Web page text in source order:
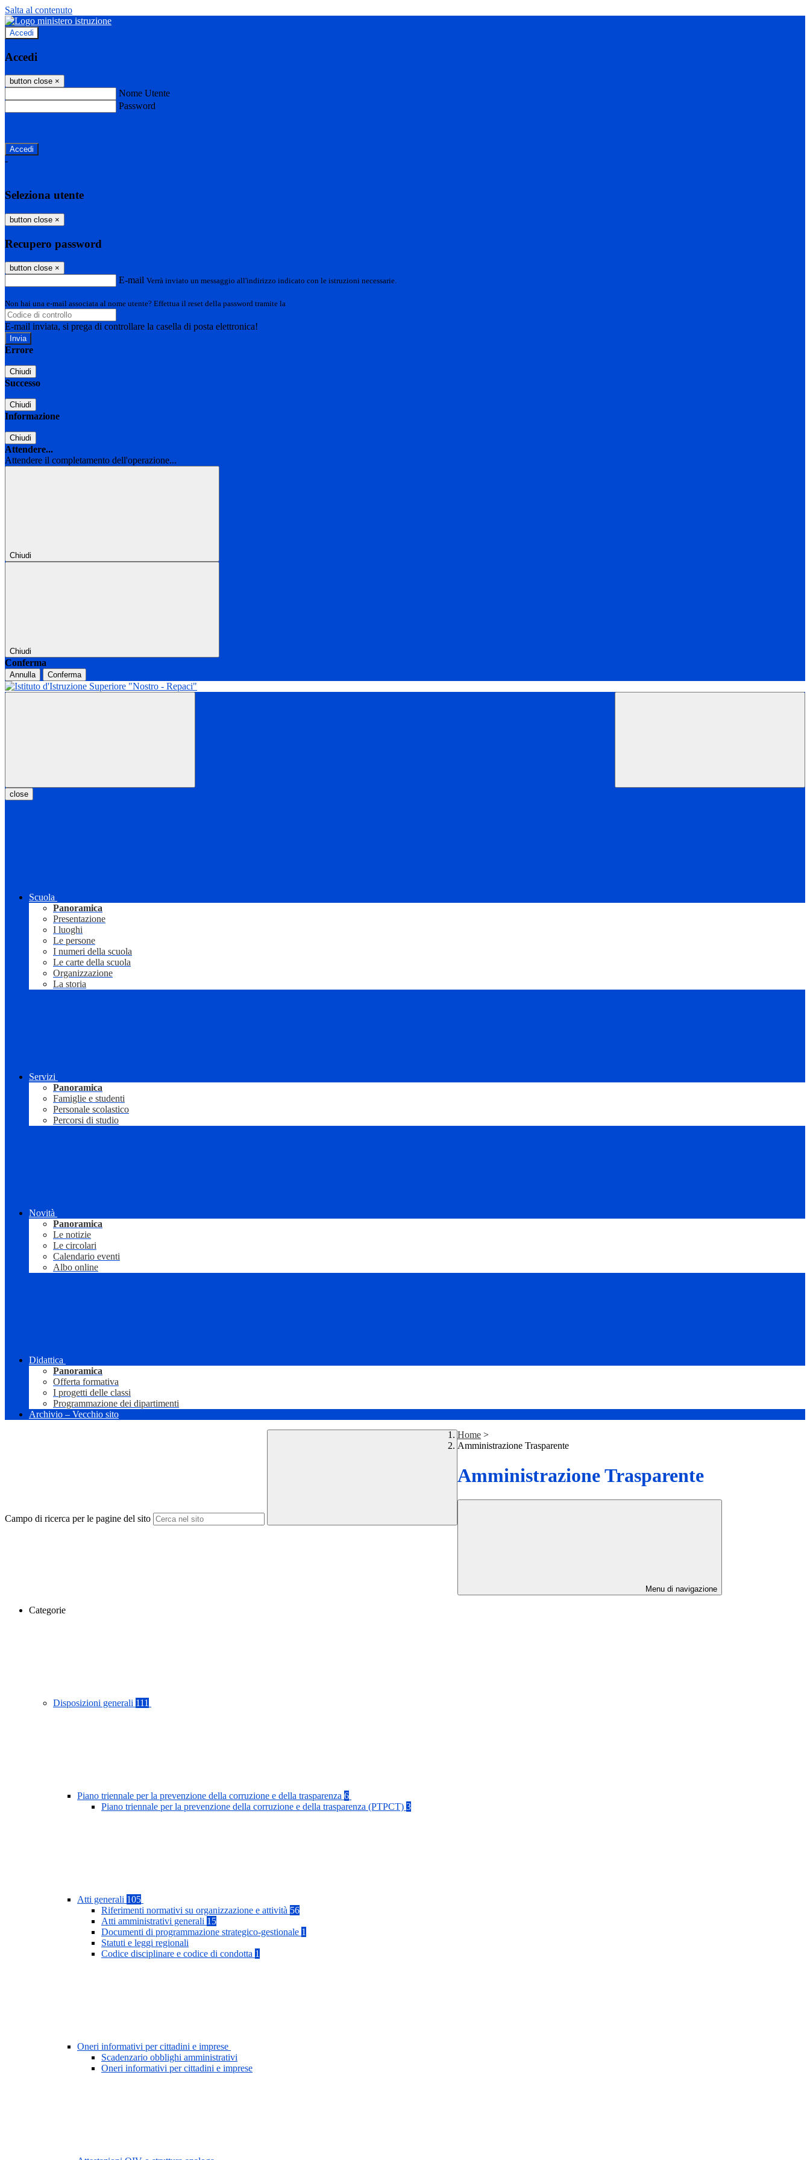
Salta al contenuto
Accedi
Accedi
button close ×
Nome Utente
Password
-
Seleziona utente
button close ×
Recupero password
button close ×
E-mail Verrà inviato un messaggio all'indirizzo indicato con le istruzioni necessarie.
Non hai una e-mail associata al nome utente? Effettua il reset della password tramite la
E-mail inviata, si prega di controllare la casella di posta elettronica!
Errore
Chiudi
Successo
Chiudi
Informazione
Chiudi
Attendere...
Attendere il completamento dell'operazione...
Chiudi
Chiudi
Conferma
Annulla Conferma
close
Scuola
Panoramica
Presentazione
I luoghi
Le persone
I numeri della scuola
Le carte della scuola
Organizzazione
La storia
Servizi
Panoramica
Famiglie e studenti
Personale scolastico
Percorsi di studio
Novità
Panoramica
Le notizie
Le circolari
Calendario eventi
Albo online
Didattica
Panoramica
Offerta formativa
I progetti delle classi
Programmazione dei dipartimenti
Archivio – Vecchio sito
Campo di ricerca per le pagine del sito
Home >
Amministrazione Trasparente
Amministrazione Trasparente
Menu di navigazione
Categorie
Disposizioni generali 111
Piano triennale per la prevenzione della corruzione e della trasparenza 6
Piano triennale per la prevenzione della corruzione e della trasparenza (PTPCT) 3
Atti generali 105
Riferimenti normativi su organizzazione e attività 56
Atti amministrativi generali 15
Documenti di programmazione strategico-gestionale 1
Statuti e leggi regionali
Codice disciplinare e codice di condotta 1
Oneri informativi per cittadini e imprese
Scadenzario obblighi amministrativi
Oneri informativi per cittadini e imprese